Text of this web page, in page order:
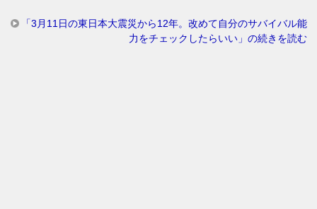
「3月11日の東日本大震災から12年。改めて自分のサバイバル能
力をチェックしたらいい」の続きを読む